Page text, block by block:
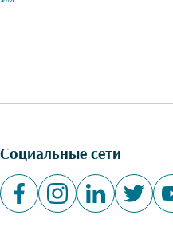
Социальные сети